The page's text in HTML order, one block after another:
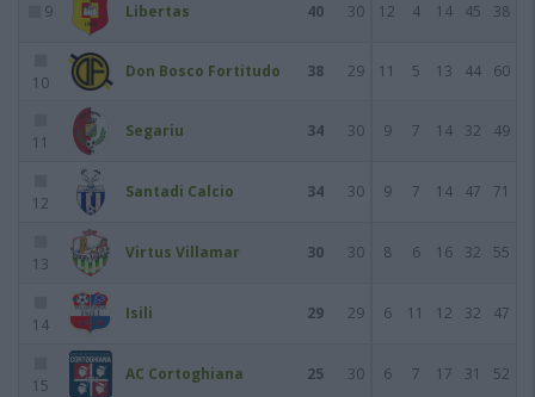
9 Libertas 40 30 12 4 14 45 38
10
Don Bosco Fortitudo 38 29 11 5 13 44 60
11
Segariu 34 30 9 7 14 32 49
12
Santadi Calcio 34 30 9 7 14 47 71
13
Virtus Villamar 30 30 8 6 16 32 55
14
Isili 29 29 6 11 12 32 47
15
AC Cortoghiana 25 30 6 7 17 31 52